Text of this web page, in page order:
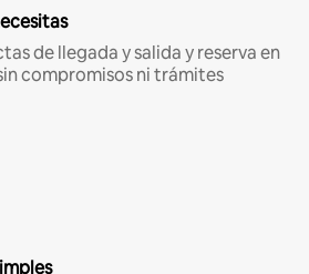
de llegada y salida y reserva en
compromisos ni trámites